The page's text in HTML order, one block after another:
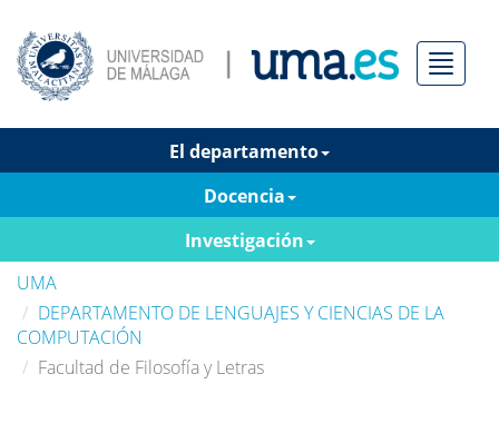
Menú
El departamento
Docencia
Investigación
UMA
DEPARTAMENTO DE LENGUAJES Y CIENCIAS DE LA
COMPUTACIÓN
Facultad de Filosofía y Letras